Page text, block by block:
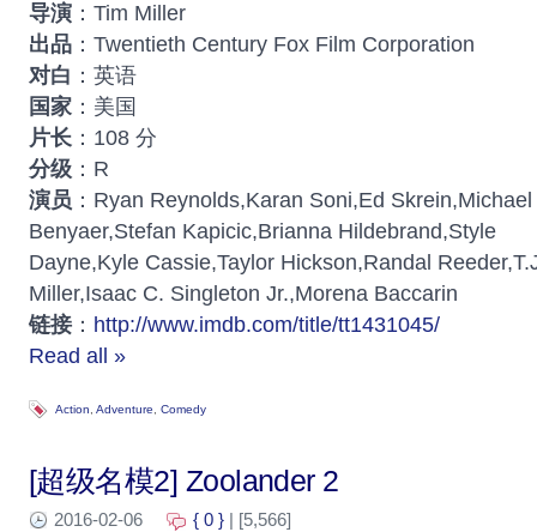
导演 ：Tim Miller
出品 ：Twentieth Century Fox Film Corporation
对白 ：英语
国家 ：美国
片长 ：108 分
分级 ：R
演员 ：Ryan Reynolds,Karan Soni,Ed Skrein,Michael
Benyaer,Stefan Kapicic,Brianna Hildebrand,Style
Dayne,Kyle Cassie,Taylor Hickson,Randal
Miller,Isaac C. Singleton Jr.,Morena Baccarin
链接 ： http://www.imdb.com/title/tt1431045/
Read all »
Action Adventure Comedy
[超级名模2] Zoolander 2
2016-02-06 { 0 } | [5,566]